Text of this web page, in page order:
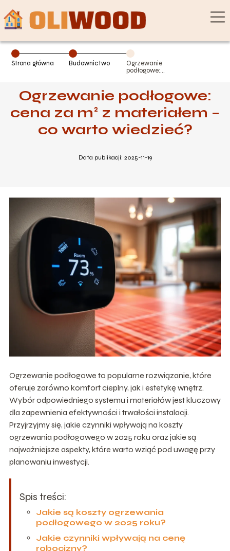
Strona główna Budownictwo
Ogrzewanie
podłogowe:
warto wiedzieć?
Ogrzewanie podłogowe:
cena za m² z materiałem –
co warto wiedzieć?
Data publikacji: 2025-11-19
Ogrzewanie podłogowe to popularne rozwiązanie, które
oferuje zarówno komfort cieplny, jak i estetykę wnętrz.
Wybór odpowiedniego systemu i materiałów jest kluczowy
dla zapewnienia efektywności i trwałości instalacji.
Przyjrzyjmy się, jakie czynniki wpływają na koszty
ogrzewania podłogowego w 2025 roku oraz jakie są
najważniejsze aspekty, które warto wziąć pod uwagę przy
planowaniu inwestycji.
Spis treści:
Jakie są koszty ogrzewania
podłogowego w 2025 roku?
Jakie czynniki wpływają na cenę
robocizny?